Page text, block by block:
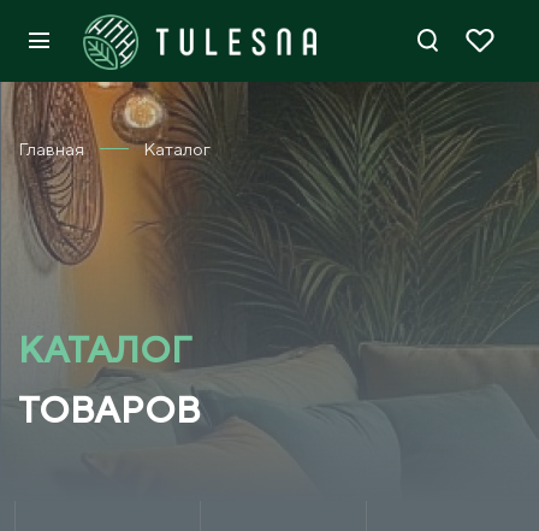
Главная Каталог
КАТАЛОГ
ТОВАРОВ